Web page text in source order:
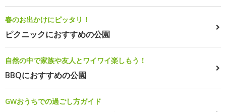
春のお出かけにピッタリ！
ピクニックにおすすめの公園
自然の中で家族や友人とワイワイ楽しもう！
BBQにおすすめの公園
GWおうちでの過ごし方ガイド